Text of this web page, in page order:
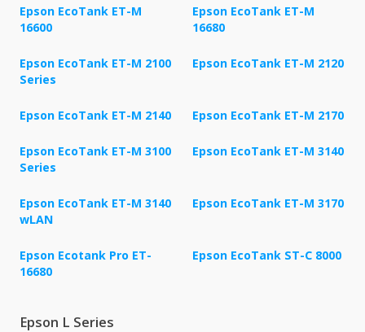
Epson EcoTank ET-M
16600
Epson EcoTank ET-M
16680
Epson EcoTank ET-M 2100
Series
Epson EcoTank ET-M 2120
Epson EcoTank ET-M 2140 Epson EcoTank ET-M 2170
Epson EcoTank ET-M 3100
Series
Epson EcoTank ET-M 3140
Epson EcoTank ET-M 3140
wLAN
Epson EcoTank ET-M 3170
Epson Ecotank Pro ET-
16680
Epson EcoTank ST-C 8000
Epson L Series